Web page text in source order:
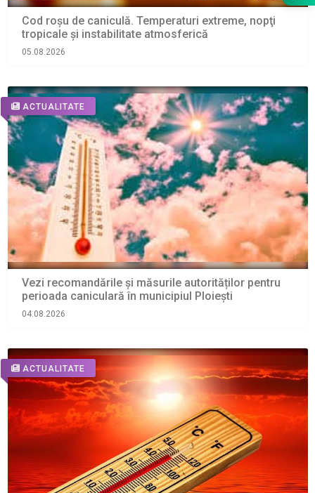
Cod roșu de caniculă. Temperaturi extreme, nopţi
tropicale şi instabilitate atmosferică
05.08.2026
ACTUALITATE
Vezi recomandările și măsurile autorităților pentru
perioada caniculară în municipiul Ploiești
04.08.2026
ACTUALITATE